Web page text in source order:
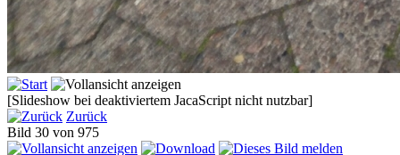
[Slideshow bei deaktiviertem JacaScript nicht nutzbar]
Zurück
Bild 30 von 975